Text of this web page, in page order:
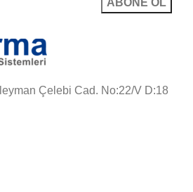
Çelebi Cad. No:22/V D:18